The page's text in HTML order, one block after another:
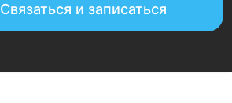
Связаться и записаться